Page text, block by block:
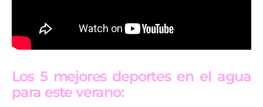
Los 5 mejores deportes en el agua
para este verano: